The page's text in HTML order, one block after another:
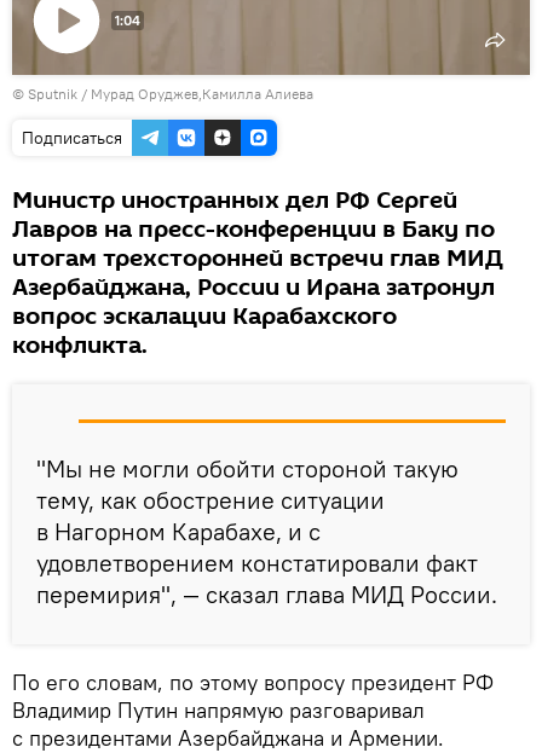
Воспроизвести
видео
1:04
© Sputnik / Мурад Оруджев,Камилла Алиева
Подписаться
Министр иностранных дел РФ Сергей
Лавров на пресс-конференции в Баку по
итогам трехсторонней встречи глав МИД
Азербайджана, России и Ирана затронул
вопрос эскалации Карабахского
конфликта.
"Мы не могли обойти стороной такую
тему, как обострение ситуации
в Нагорном Карабахе, и с
удовлетворением констатировали факт
перемирия", — сказал глава МИД России.
По его словам, по этому вопросу президент РФ
Владимир Путин напрямую разговаривал
с президентами Азербайджана и Армении.